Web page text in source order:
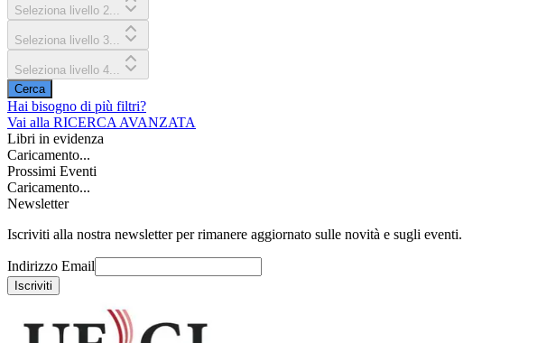
Seleziona livello 2...
Seleziona livello 3...
Seleziona livello 4...
Cerca
Hai bisogno di più filtri?
Vai alla RICERCA AVANZATA
Libri in evidenza
Caricamento...
Prossimi Eventi
Caricamento...
Newsletter
Iscriviti alla nostra newsletter per rimanere aggiornato sulle novità e sugli eventi.
Indirizzo Email
Iscriviti